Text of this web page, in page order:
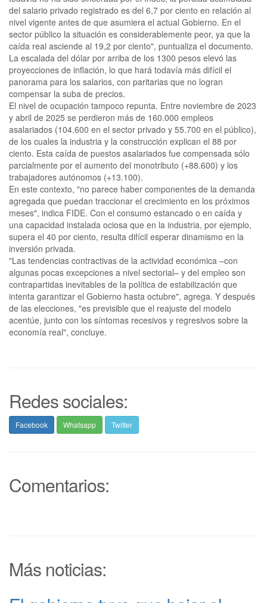
del salario privado registrado es del 6,7 por ciento en relación al
nivel vigente antes de que asumiera el actual Gobierno. En el
sector público la situación es considerablemente peor, ya que la
caída real asciende al 19,2 por ciento", puntualiza el documento.
La escalada del dólar por arriba de los 1300 pesos elevó las
proyecciones de inflación, lo que hará todavía más difícil el
panorama para los salarios, con paritarias que no logran
compensar la suba de precios.
El nivel de ocupación tampoco repunta. Entre noviembre de 2023
y abril de 2025 se perdieron más de 160.000 empleos
asalariados (104.600 en el sector privado y 55.700 en el público),
de los cuales la industria y la construcción explican el 88 por
ciento. Esta caída de puestos asalariados fue compensada sólo
parcialmente por el aumento del monotributo (+88.600) y los
trabajadores autónomos (+13.100).
En este contexto, "no parece haber componentes de la demanda
agregada que puedan traccionar el crecimiento en los próximos
meses", indica FIDE. Con el consumo estancado o en caída y
una capacidad instalada ociosa que en la industria, por ejemplo,
supera el 40 por ciento, resulta difícil esperar dinamismo en la
inversión privada.
"Las tendencias contractivas de la actividad económica –con
algunas pocas excepciones a nivel sectorial– y del empleo son
contrapartidas inevitables de la política de estabilización que
intenta garantizar el Gobierno hasta octubre", agrega. Y después
de las elecciones, "es previsible que el reajuste del modelo
acentúe, junto con los síntomas recesivos y regresivos sobre la
economía real", concluye.
Redes sociales:
Facebook Whatsapp Twitter
Comentarios:
Más noticias: